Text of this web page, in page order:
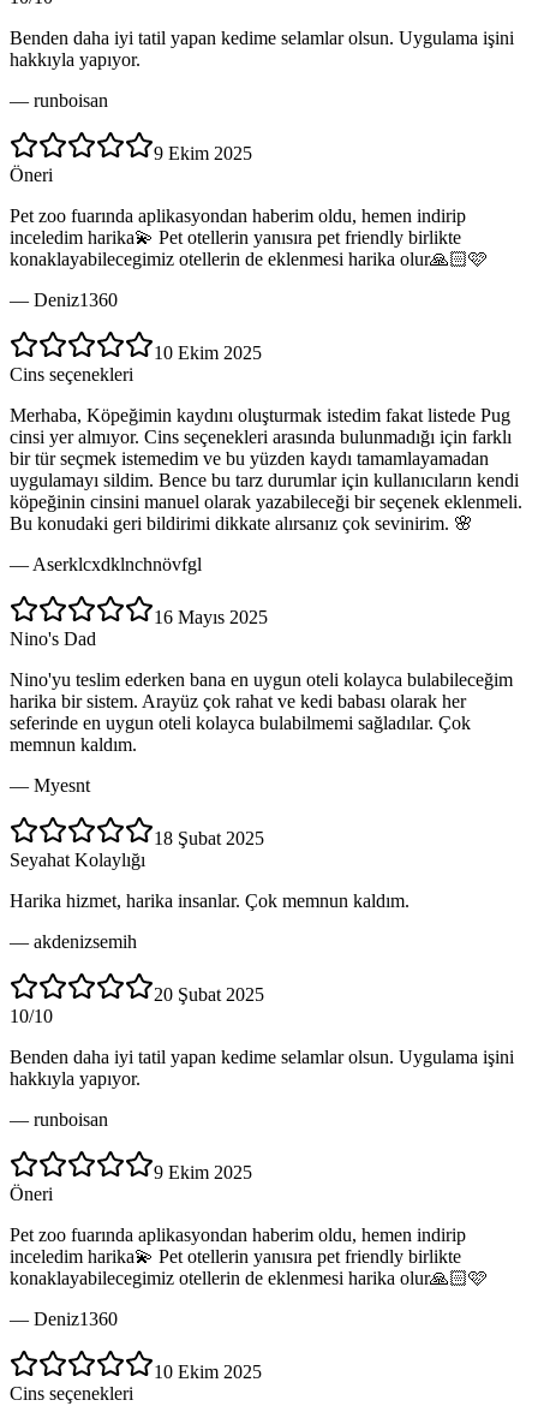
Benden daha iyi tatil yapan kedime selamlar olsun. Uygulama işini
hakkıyla yapıyor.
— runboisan
9 Ekim 2025
Öneri
Pet zoo fuarında aplikasyondan haberim oldu, hemen indirip
inceledim harika💫 Pet otellerin yanısıra pet friendly birlikte
konaklayabilecegimiz otellerin de eklenmesi harika olur🙏🏻🩷
— Deniz1360
10 Ekim 2025
Cins seçenekleri
Merhaba, Köpeğimin kaydını oluşturmak istedim fakat listede Pug
cinsi yer almıyor. Cins seçenekleri arasında bulunmadığı için farklı
bir tür seçmek istemedim ve bu yüzden kaydı tamamlayamadan
uygulamayı sildim. Bence bu tarz durumlar için kullanıcıların kendi
köpeğinin cinsini manuel olarak yazabileceği bir seçenek eklenmeli.
Bu konudaki geri bildirimi dikkate alırsanız çok sevinirim. 🌸
— Aserklcxdklnchnövfgl
16 Mayıs 2025
Nino's Dad
Nino'yu teslim ederken bana en uygun oteli kolayca bulabileceğim
harika bir sistem. Arayüz çok rahat ve kedi babası olarak her
seferinde en uygun oteli kolayca bulabilmemi sağladılar. Çok
memnun kaldım.
— Myesnt
18 Şubat 2025
Seyahat Kolaylığı
Harika hizmet, harika insanlar. Çok memnun kaldım.
— akdenizsemih
20 Şubat 2025
10/10
Benden daha iyi tatil yapan kedime selamlar olsun. Uygulama işini
hakkıyla yapıyor.
— runboisan
9 Ekim 2025
Öneri
Pet zoo fuarında aplikasyondan haberim oldu, hemen indirip
inceledim harika💫 Pet otellerin yanısıra pet friendly birlikte
konaklayabilecegimiz otellerin de eklenmesi harika olur🙏🏻🩷
— Deniz1360
10 Ekim 2025
Cins seçenekleri